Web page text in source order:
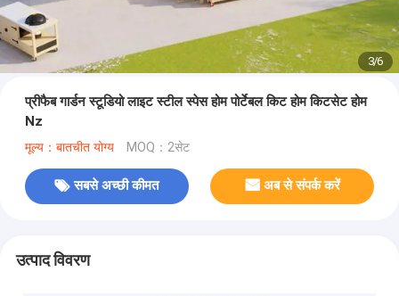
3/6
प्रीफैब गार्डन स्टूडियो लाइट स्टील स्पेस होम पोर्टेबल किट होम किटसेट होम
Nz
मूल्य：बातचीत योग्य MOQ：2सेट
सबसे अच्छी कीमत अब से संपर्क करें
उत्पाद विवरण